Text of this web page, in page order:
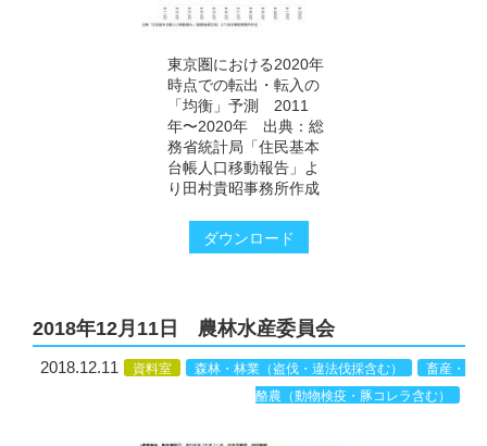
東京圏における2020年
時点での転出・転入の
「均衡」予測 2011
年〜2020年 出典：総
務省統計局「住民基本
台帳人口移動報告」よ
り田村貴昭事務所作成
ダウンロード
2018年12月11日 農林水産委員会
2018.12.11 資料室 森林・林業（盗伐・違法伐採含む）
畜産・
酪農（動物検疫・豚コレラ含む）